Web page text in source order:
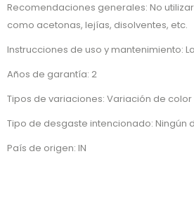
Recomendaciones generales: No
como acetonas, lejías, disolventes, etc.
Instrucciones de uso y mantenimiento:
Años de garantía: 2
Tipos de variaciones: Variación de
Tipo de desgaste intencionado: Ningún
País de origen: IN